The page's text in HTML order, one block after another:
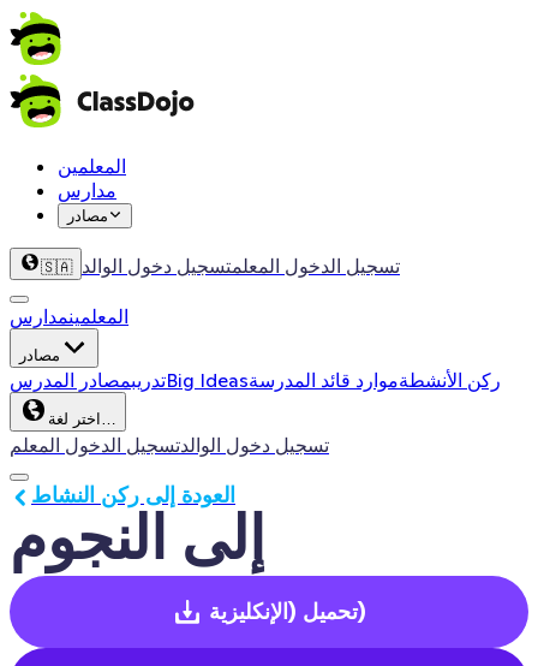
المعلمين
مدارس
مصادر
🇸🇦 تسجيل الدخول المعلمتسجيل دخول الوالد
المعلمينمدارس
مصادر
تدريبمصادر المدرس Big Ideas ركن الأنشطةموارد قائد المدرسة
اختر لغة…
تسجيل الدخول المعلمتسجيل دخول الوالد
إلى النجوم
العودة إلى ركن النشاط
تحميل(الإنكليزية)